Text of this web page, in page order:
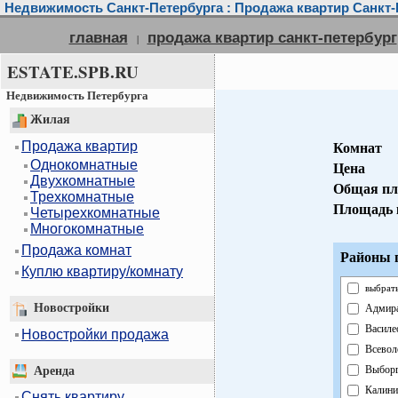
Недвижимость Санкт-Петербурга : Продажа квартир Санкт-
главная | продажа квартир санкт-петербург
ESTATE.SPB.RU
Недвижимость Петербурга
Жилая
Продажа квартир
Однокомнатные
Двухкомнатные
Трехкомнатные
Четырехкомнатные
Многокомнатные
Продажа комнат
Куплю квартиру/комнату
Новостройки
Новостройки продажа
Аренда
Комнат
Цена
Общая
Площадь
Районы